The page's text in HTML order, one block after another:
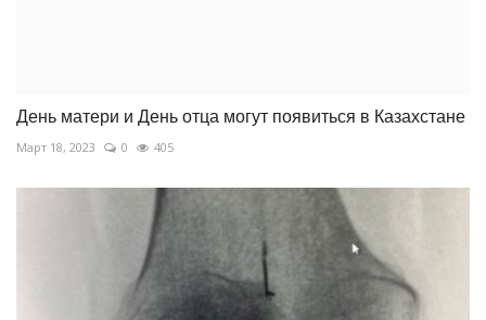
День матери и День отца могут появиться в Казахстане
Март 18, 2023 0 405